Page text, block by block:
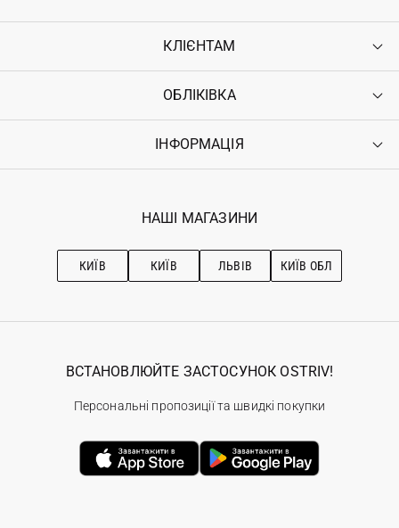
КЛІЄНТАМ
Контакти
Повернення
Гарантія
ОБЛІКІВКА
Увійти
Ostriv Club+
ІНФОРМАЦІЯ
Наші магазини
Рекомендації з догляду
НАШІ МАГАЗИНИ
КИЇВ КИЇВ ЛЬВІВ КИЇВ ОБЛ
ВСТАНОВЛЮЙТЕ ЗАСТОСУНОК OSTRIV!
Персональні пропозиції та швидкі покупки